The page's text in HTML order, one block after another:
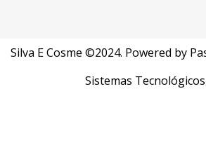
Silva E Cosme ©2024. Powered by
Sistemas